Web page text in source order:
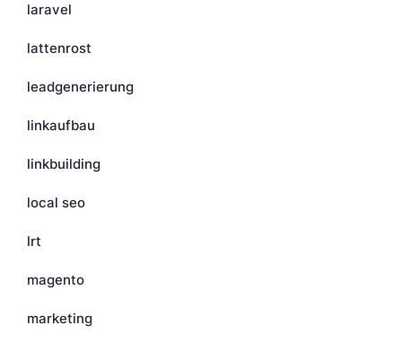
laravel
lattenrost
leadgenerierung
linkaufbau
linkbuilding
local seo
lrt
magento
marketing